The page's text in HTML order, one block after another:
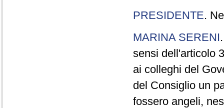
PRESIDENTE.
MARINA SERENI
sensi dell'articolo
ai colleghi del
del Consiglio un
fossero angeli,